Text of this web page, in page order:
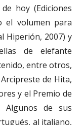
hoy (Ediciones
el volumen para
Hiperión, 2007) y
de elefante
entre otros,
de Hita,
y el Premio de
Algunos de sus
al italiano,